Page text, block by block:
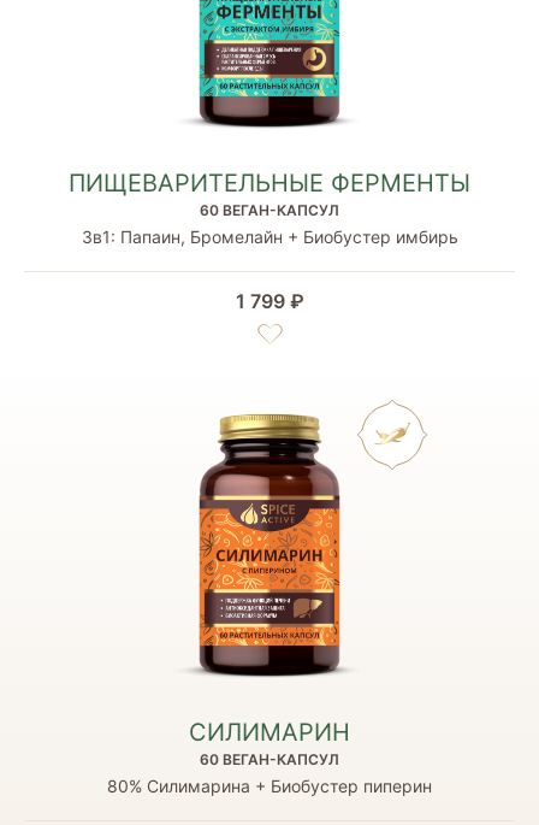
ПИЩЕВАРИТЕЛЬНЫЕ ФЕРМЕНТЫ
60 ВЕГАН-КАПСУЛ
3в1: Папаин, Бромелайн + Биобустер имбирь
1 799 ₽
СИЛИМАРИН
60 ВЕГАН-КАПСУЛ
80% Силимарина + Биобустер пиперин